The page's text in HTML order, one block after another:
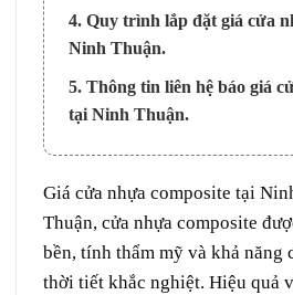
4. Quy trình lắp đặt giá cửa
Ninh Thuận.
5. Thông tin liên hệ báo giá
tại Ninh Thuận.
Giá cửa nhựa composite tại
Thuận, cửa nhựa composite
bền, tính thẩm mỹ và khả năng
thời tiết khắc nghiệt. Hiệu quả